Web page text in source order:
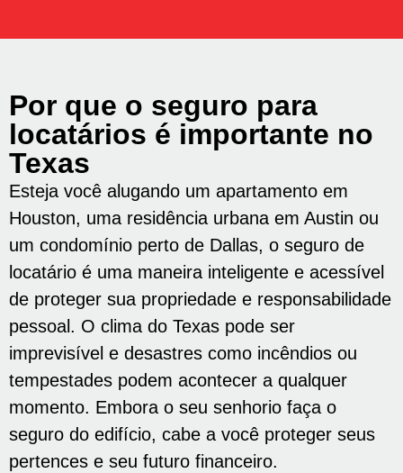
Por que o seguro para
locatários é importante no
Texas
Esteja você alugando um apartamento em
Houston, uma residência urbana em Austin ou
um condomínio perto de Dallas, o seguro de
locatário é uma maneira inteligente e acessível
de proteger sua propriedade e responsabilidade
pessoal. O clima do Texas pode ser
imprevisível e desastres como incêndios ou
tempestades podem acontecer a qualquer
momento. Embora o seu senhorio faça o
seguro do edifício, cabe a você proteger seus
pertences e seu futuro financeiro.